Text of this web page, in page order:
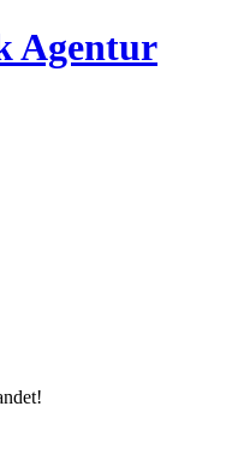
Agentur